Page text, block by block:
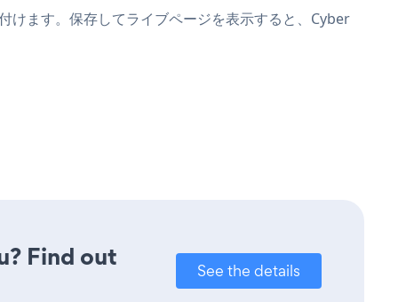
ます。保存してライブページを表示すると、Cyber
Find out
See the details